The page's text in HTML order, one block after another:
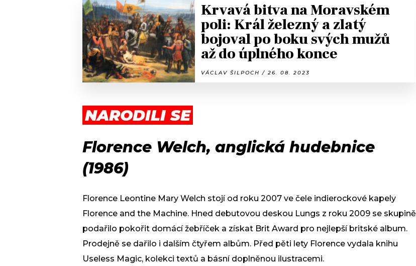
Krvavá bitva na Moravském
poli: Král železný a zlatý
bojoval po boku svých mužů
až do úplného konce
VÁCLAV ŠILPOCH / 26. 08. 2023
NARODILI SE
Florence Welch, anglická hudebnice
(1986)
Florence Leontine Mary Welch stojí od roku 2007 ve čele indierockové kapely
Florence and the Machine. Hned debutovou deskou Lungs z roku 2009 se skupině
podařilo pokořit domácí žebříček a získat Brit Award pro nejlepší britské album.
Prodejně se dařilo i dalším čtyřem albům. Před pěti lety Florence vydala knihu
Useless Magic, kolekci textů a básní doplněnou ilustracemi.